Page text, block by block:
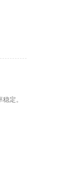
定。